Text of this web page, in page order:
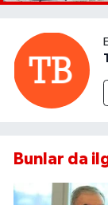
Bunlar da